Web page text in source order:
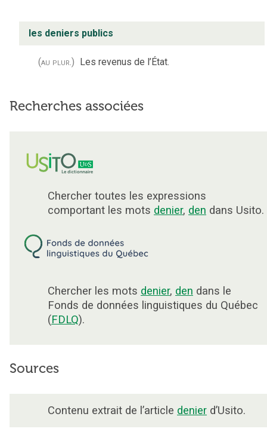
les deniers publics
(au plur.) Les revenus de l’État.
Recherches associées
Chercher toutes les expressions
comportant les mots denier, den dans Usito.
Chercher les mots denier, den dans le
Fonds de données linguistiques du Québec
(FDLQ).
Sources
Contenu extrait de l’article denier d’Usito.